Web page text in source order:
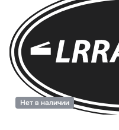
Нет в наличии